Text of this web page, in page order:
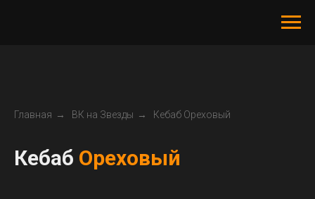
Главная → ВК на Звезды → Кебаб Ореховый
Кебаб Ореховый